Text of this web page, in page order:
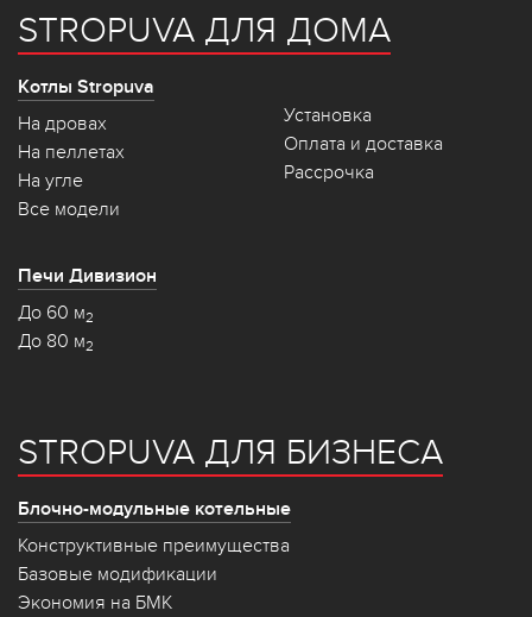
STROPUVA ДЛЯ ДОМА
Котлы Stropuva
На дровах
На пеллетах
На угле
Все модели
Установка
Оплата и доставка
Рассрочка
Печи Дивизион
До 60 м2
До 80 м2
STROPUVA ДЛЯ БИЗНЕСА
Блочно-модульные котельные
Конструктивные преимущества
Базовые модификации
Экономия на БМК